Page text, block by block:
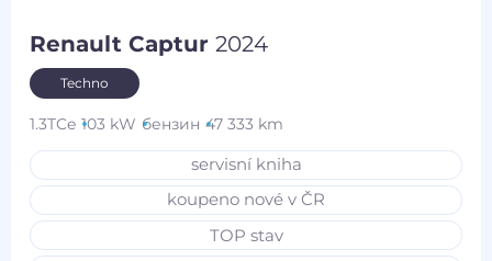
Renault Captur2024
Techno
1.3TCe 103 kW бензин 47 333 km
servisní kniha
koupeno nové v ČR
TOP stav